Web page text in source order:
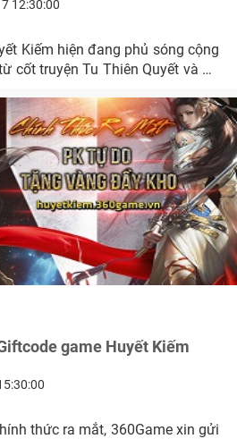
12:30:00
Kiếm hiện đang phủ sóng cộng
cốt truyện Tu Thiên Quyết và đồ
game Huyết Kiếm
thức ra mắt, 360Game xin gửi